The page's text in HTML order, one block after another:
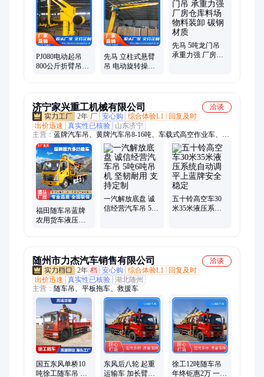
PJ080电动起吊
800公斤折臂吊
先马 立柱式悬臂
吊 电动旋转操作
先马 5吨龙门吊
承重力强 厂房仓
济宁家兴重工机械有限公司
洽谈
2年 厂 安心购 综合体验L1
回复及时
出价迅速
真实性已核验
山东济宁
主营： 蓝牌汽车吊、黄牌汽车吊8-16吨、车载式高空作业车、蓝
牌随车吊、黄牌随车吊8-16吨、自行走高空车、10吨黄牌凯马汽
车吊、12吨黄牌重汽车吊、16吨黄牌汽车吊、6-16吨自制吊、6.3
吨福田随车吊、12吨东风汽车吊、14吨东风汽车吊、16吨随车
吊、多功能高空作业车、汽车起重机、27米高空作业车、23米高
空作业车、28米高空作业车
福田随车吊蓝牌
农用货车液压伸
一汽解放底盘 诚
信经营汽车吊 5吨
五十铃高空车30
米35米液压系统
随州市力杰汽车销售有限公司
洽谈
2年 档 安心购 综合体验L1
回复及时
出价迅速
真实性已核验 湖北随州
主营： 随车吊、平板拖车、救援车
国五东风单桥10
吨徐工随车吊 六
东风后八轮 起重
运输车 加长臂吊
徐工12吨随车吊
年终钜惠2万 一车